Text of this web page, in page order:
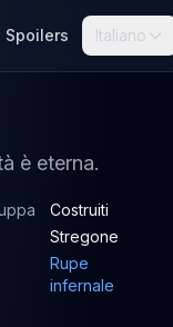
Spoilers Italiano
è eterna.
Costruiti
Stregone
Rupe
infernale